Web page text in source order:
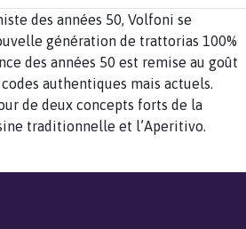
des années 50, Volfoni se
génération de trattorias 100%
des années 50 est remise au goût
authentiques mais actuels.
de deux concepts forts de la
traditionnelle et l’Aperitivo.